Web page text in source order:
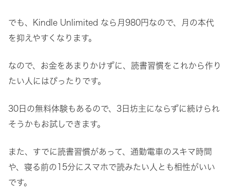
でも、Kindle Unlimited なら月980円なので、月の本代
を抑えやすくなります。
なので、お金をあまりかけずに、読書習慣をこれから作り
たい人にはぴったりです。
30日の無料体験もあるので、3日坊主にならずに続けられ
そうかもお試しできます。
また、すでに読書習慣があって、通勤電車のスキマ時間
や、寝る前の15分にスマホで読みたい人とも相性がいい
です。